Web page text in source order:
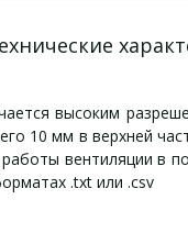
высоким
10 мм в верхней
работы вентиляции
.txt или .csv